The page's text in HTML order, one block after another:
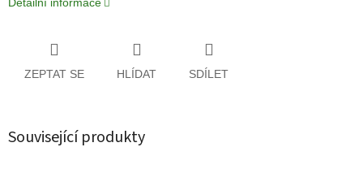
ZEPTAT SE HLÍDAT SDÍLET
Související produkty